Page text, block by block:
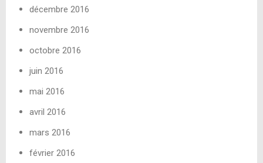
décembre 2016
novembre 2016
octobre 2016
juin 2016
mai 2016
avril 2016
mars 2016
février 2016